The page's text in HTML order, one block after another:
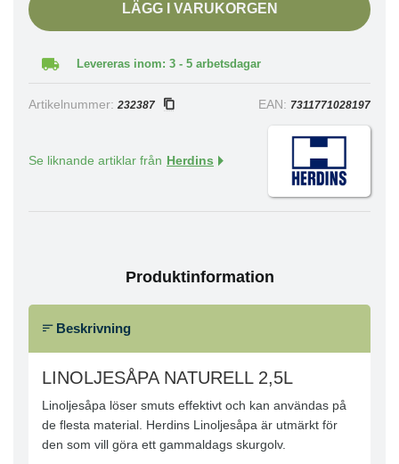
LÄGG I VARUKORGEN
Levereras inom: 3 - 5 arbetsdagar
Artikelnummer: 232387 EAN: 7311771028197
Se liknande artiklar från Herdins
Produktinformation
Beskrivning
LINOLJESÅPA NATURELL 2,5L
Linoljesåpa löser smuts effektivt och kan användas på
de flesta material. Herdins Linoljesåpa är utmärkt för
den som vill göra ett gammaldags skurgolv.